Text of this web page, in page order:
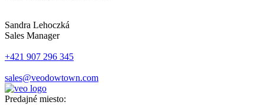
Sandra Lehoczká
Sales Manager
+421 907 296 345
sales@veodowtown.com
Predajné miesto: